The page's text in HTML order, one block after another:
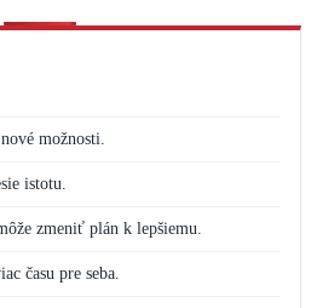
možnosti.
istotu.
zmeniť plán k lepšiemu.
času pre seba.